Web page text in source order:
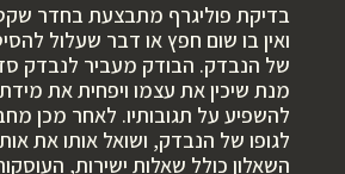
בדיקת פוליגרף מתבצעת בחדר שקט
ואין בו שום חפץ או דבר שעלול
של הנבדק. הבודק מעביר לנבדק
מנת שיכין את עצמו ויפחית את
להשפיע על תגובותיו. לאחר מכן
לגופו של הנבדק, ושואל אותו את
השאלון כולל שאלות ישירות,